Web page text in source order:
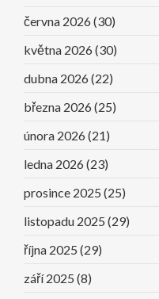
června 2026 (30)
května 2026 (30)
dubna 2026 (22)
března 2026 (25)
února 2026 (21)
ledna 2026 (23)
prosince 2025 (25)
listopadu 2025 (29)
října 2025 (29)
září 2025 (8)